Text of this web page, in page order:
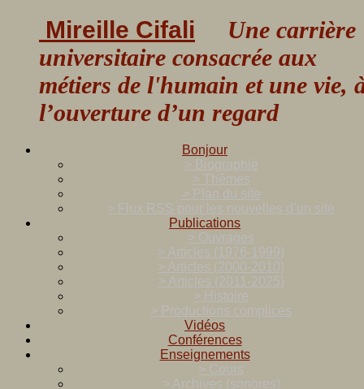
Mireille Cifali Une carrière
universitaire consacrée aux
métiers de l'humain et une vie,
l’ouverture d’un regard
Bonjour
> Biographie
> Thèmes
> Plan du site
> Flux RSS pour les nouvelles d’un site
Publications
> Ouvrages
> Articles (1976-1999)
> Articles (2000-2010)
> Articles (2011-2025)
> Histoire
> Productions complices
Vidéos
Conférences
Enseignements
> Cours
> Archives (sonores)